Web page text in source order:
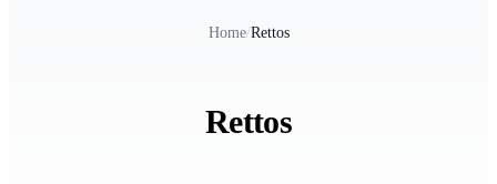
Home/Rettos
Rettos